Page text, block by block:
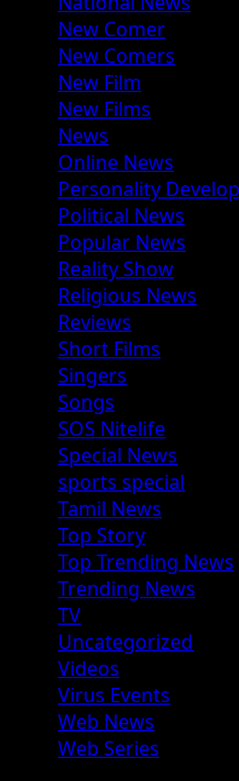
New Comer
New Comers
New Film
New Films
News
Online News
Personality
Political News
Popular News
Reality Show
Religious News
Reviews
Short Films
Singers
Songs
SOS Nitelife
Special News
sports special
Tamil News
Top Story
Top Trending News
Trending News
TV
Uncategorized
Videos
Virus Events
Web News
Web Series